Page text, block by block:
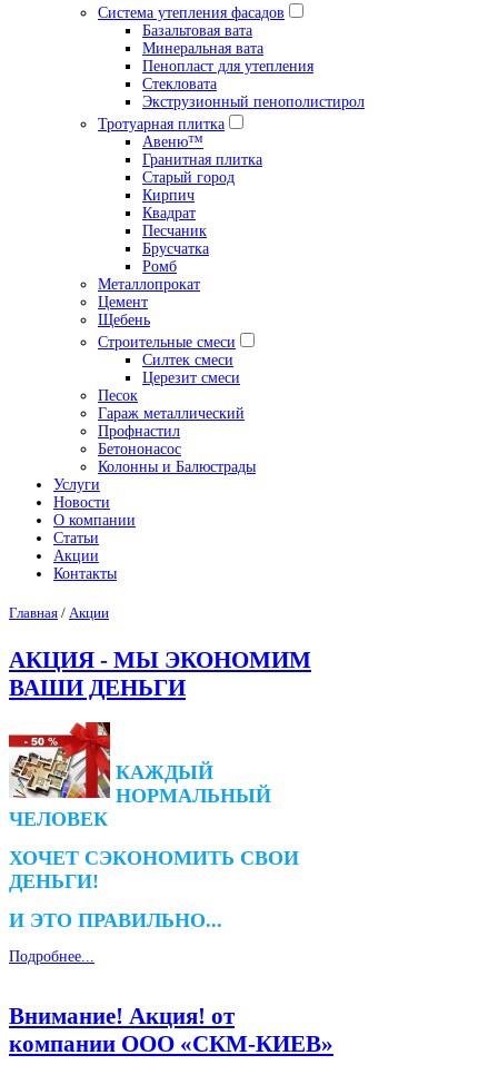
Система утепления фасадов
Базальтовая вата
Минеральная вата
Пенопласт для утепления
Стекловата
Экструзионный пенополистирол
Тротуарная плитка
Авеню™
Гранитная плитка
Старый город
Кирпич
Квадрат
Песчаник
Брусчатка
Ромб
Металлопрокат
Цемент
Щебень
Строительные смеси
Силтек смеси
Церезит смеси
Песок
Гараж металлический
Профнастил
Бетононасос
Колонны и Балюстрады
Услуги
Новости
О компании
Статьи
Акции
Контакты
Главная / Акции
АКЦИЯ - МЫ ЭКОНОМИМ
ВАШИ ДЕНЬГИ
КАЖДЫЙ
НОРМАЛЬНЫЙ
ЧЕЛОВЕК
ХОЧЕТ СЭКОНОМИТЬ СВОИ
ДЕНЬГИ!
И ЭТО ПРАВИЛЬНО...
Подробнее...
Внимание! Акция! от
компании ООО «СКМ-КИЕВ»